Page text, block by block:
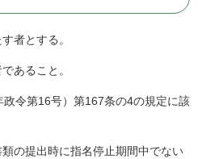
者とする。
あること。
政令第16号）第167条の4の規定に該
の提出時に指名停止期間中でない